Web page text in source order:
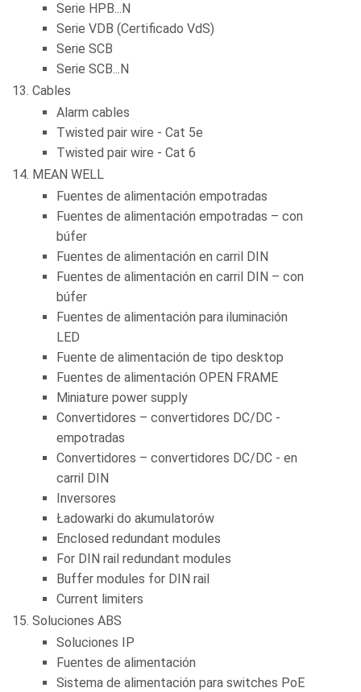
Serie HPB...N
Serie VDB (Certificado VdS)
Serie SCB
Serie SCB...N
Cables
Alarm cables
Twisted pair wire - Cat 5e
Twisted pair wire - Cat 6
MEAN WELL
Fuentes de alimentación empotradas
Fuentes de alimentación empotradas – con
búfer
Fuentes de alimentación en carril DIN
Fuentes de alimentación en carril DIN – con
búfer
Fuentes de alimentación para iluminación
LED
Fuente de alimentación de tipo desktop
Fuentes de alimentación OPEN FRAME
Miniature power supply
Convertidores – convertidores DC/DC -
empotradas
Convertidores – convertidores DC/DC - en
carril DIN
Inversores
Ładowarki do akumulatorów
Enclosed redundant modules
For DIN rail redundant modules
Buffer modules for DIN rail
Current limiters
Soluciones ABS
Soluciones IP
Fuentes de alimentación
Sistema de alimentación para switches PoE